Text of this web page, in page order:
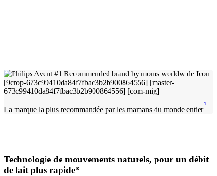
La marque la plus recommandée par les mamans du monde entier
1
Technologie de mouvements naturels, pour un débit
de lait plus rapide*